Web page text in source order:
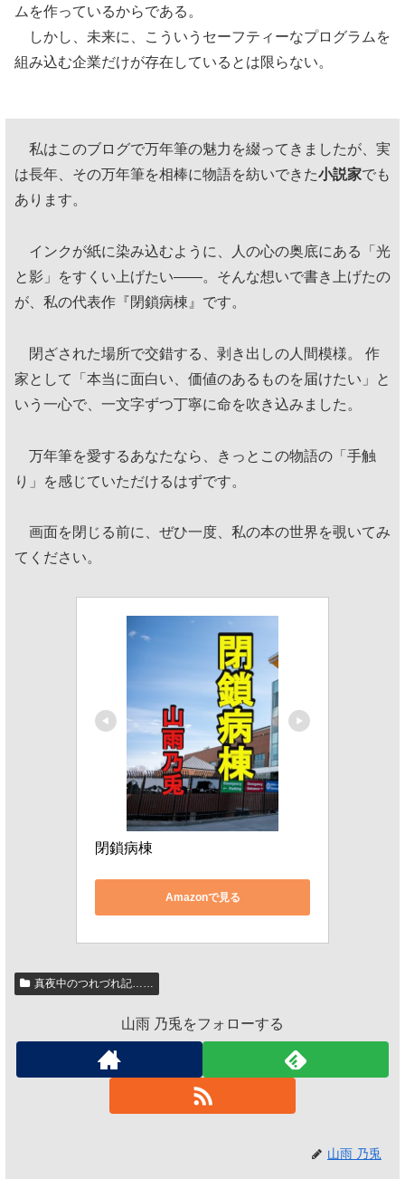
ムを作っているからである。
しかし、未来に、こういうセーフティーなプログラムを
組み込む企業だけが存在しているとは限らない。
私はこのブログで万年筆の魅力を綴ってきましたが、実
は長年、その万年筆を相棒に物語を紡いできた小説家でも
あります。
インクが紙に染み込むように、人の心の奥底にある「光
と影」をすくい上げたい——。そんな想いで書き上げたの
が、私の代表作『閉鎖病棟』です。
閉ざされた場所で交錯する、剥き出しの人間模様。 作
家として「本当に面白い、価値のあるものを届けたい」と
いう一心で、一文字ずつ丁寧に命を吹き込みました。
万年筆を愛するあなたなら、きっとこの物語の「手触
り」を感じていただけるはずです。
画面を閉じる前に、ぜひ一度、私の本の世界を覗いてみ
てください。
閉鎖病棟
Amazonで見る
真夜中のつれづれ記……
山雨 乃兎をフォローする
山雨 乃兎